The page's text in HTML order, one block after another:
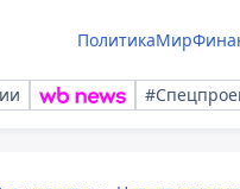
ПолитикаМир